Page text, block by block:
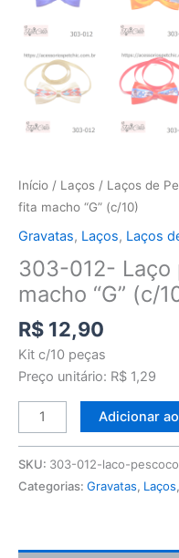
Início / Laços / Laços de
fita macho “G” (c/10)
Gravatas, Laços, Laços
303-012-
macho “G” (c/
R$ 12,90
Kit c/10 peças
Preço unitário: R$ 1,29
Adicionar
SKU: 303-012-laco-
Categorias: Gravatas, Laços,